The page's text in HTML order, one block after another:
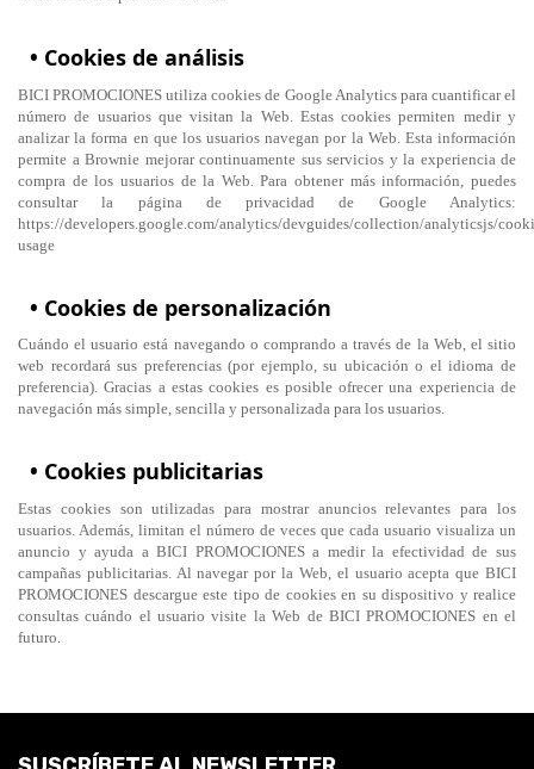
• Cookies de análisis
BICI PROMOCIONES utiliza cookies de Google Analytics para cuantificar el
número de usuarios que visitan la Web. Estas cookies permiten medir y
analizar la forma en que los usuarios navegan por la Web. Esta información
permite a Brownie mejorar continuamente sus servicios y la experiencia de
compra de los usuarios de la Web. Para obtener más información, puedes
consultar la página de privacidad de Google Analytics:
https://developers.google.com/analytics/devguides/collection/analyticsjs/
usage
• Cookies de personalización
Cuándo el usuario está navegando o comprando a través de la Web, el sitio
web recordará sus preferencias (por ejemplo, su ubicación o el idioma de
preferencia). Gracias a estas cookies es posible ofrecer una experiencia de
navegación más simple, sencilla y personalizada para los usuarios.
• Cookies publicitarias
Estas cookies son utilizadas para mostrar anuncios relevantes para los
usuarios. Además, limitan el número de veces que cada usuario visualiza un
anuncio y ayuda a BICI PROMOCIONES a medir la efectividad de sus
campañas publicitarias. Al navegar por la Web, el usuario acepta que BICI
PROMOCIONES descargue este tipo de cookies en su dispositivo y realice
consultas cuándo el usuario visite la Web de BICI PROMOCIONES en el
futuro.